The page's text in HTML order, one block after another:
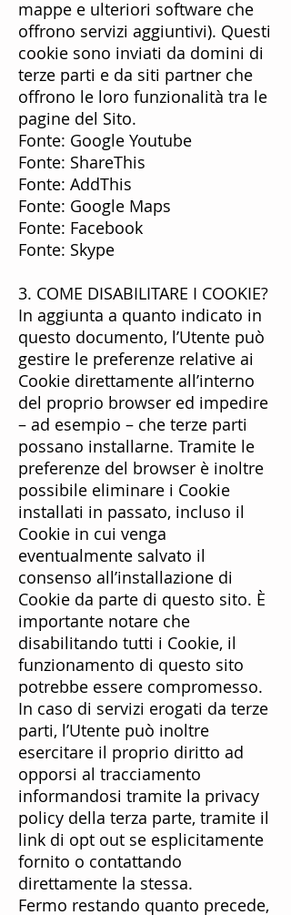
mappe e ulteriori software che
offrono servizi aggiuntivi). Questi
cookie sono inviati da domini di
terze parti e da siti partner che
offrono le loro funzionalità tra le
pagine del Sito.
Fonte: Google Youtube
Fonte: ShareThis
Fonte: AddThis
Fonte: Google Maps
Fonte: Facebook
Fonte: Skype
3. COME DISABILITARE I COOKIE?
In aggiunta a quanto indicato in
questo documento, l’Utente può
gestire le preferenze relative ai
Cookie direttamente all’interno
del proprio browser ed impedire
– ad esempio – che terze parti
possano installarne. Tramite le
preferenze del browser è inoltre
possibile eliminare i Cookie
installati in passato, incluso il
Cookie in cui venga
eventualmente salvato il
consenso all’installazione di
Cookie da parte di questo sito. È
importante notare che
disabilitando tutti i Cookie, il
funzionamento di questo sito
potrebbe essere compromesso.
In caso di servizi erogati da terze
parti, l’Utente può inoltre
esercitare il proprio diritto ad
opporsi al tracciamento
informandosi tramite la privacy
policy della terza parte, tramite il
link di opt out se esplicitamente
fornito o contattando
direttamente la stessa.
Fermo restando quanto precede,